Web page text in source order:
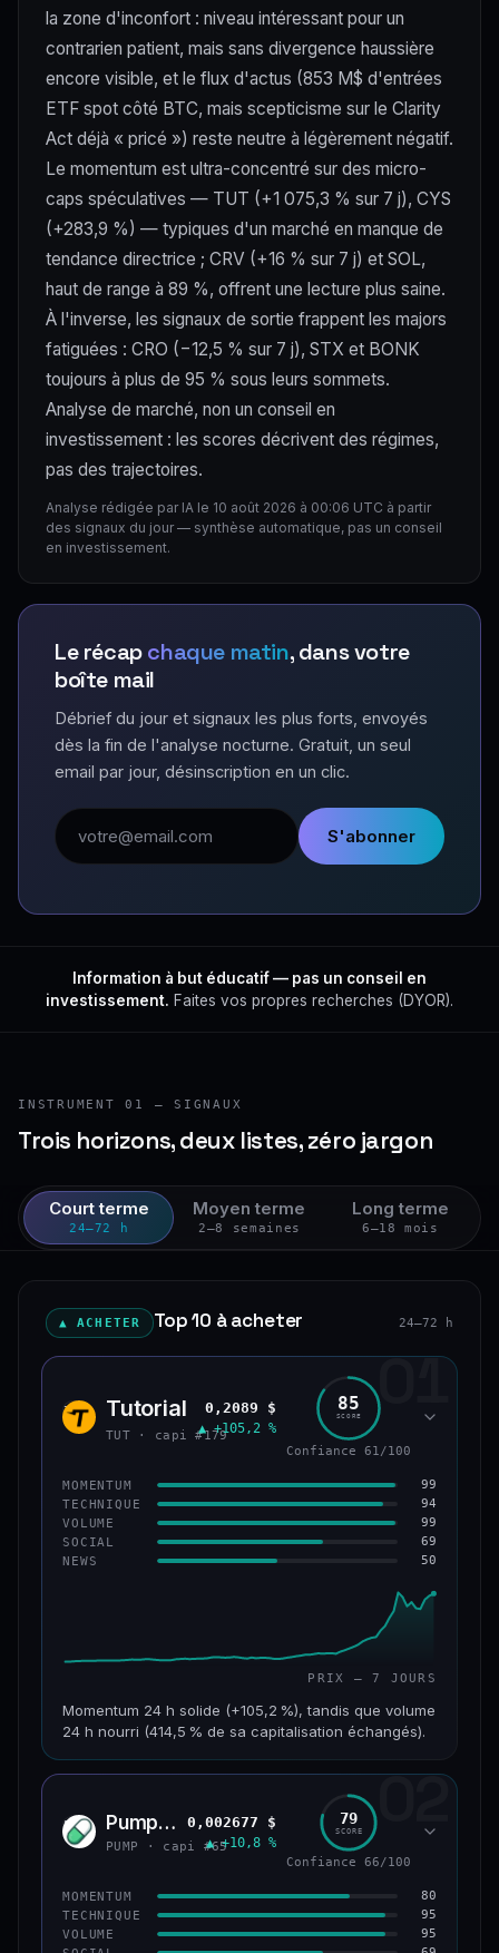
la zone d'inconfort : niveau intéressant pour un
contrarien patient, mais sans divergence haussière
encore visible, et le flux d'actus (853 M$ d'entrées
ETF spot côté BTC, mais scepticisme sur le Clarity
Act déjà « pricé ») reste neutre à légèrement négatif.
Le momentum est ultra-concentré sur des micro-
caps spéculatives — TUT (+1 075,3 % sur 7 j), CYS
(+283,9 %) — typiques d'un marché en manque de
tendance directrice ; CRV (+16 % sur 7 j) et SOL,
haut de range à 89 %, offrent une lecture plus saine.
À l'inverse, les signaux de sortie frappent les majors
fatiguées : CRO (−12,5 % sur 7 j), STX et BONK
toujours à plus de 95 % sous leurs sommets.
Analyse de marché, non un conseil en
investissement : les scores décrivent des régimes,
pas des trajectoires.
Analyse rédigée par IA le 10 août 2026 à 00:06 UTC à partir
des signaux du jour — synthèse automatique, pas un conseil
en investissement.
Le récapchaque matin, dans votre
boîte mail
Débrief du jour et signaux les plus forts, envoyés
dès la fin de l'analyse nocturne. Gratuit, un seul
email par jour, désinscription en un clic.
Adresse email
S'abonner
Information à but éducatif — pas un conseil en
investissement. Faites vos propres recherches (DYOR).
INSTRUMENT 01 — SIGNAUX
Trois horizons, deux listes, zéro jargon
Court terme
24–72 h
Moyen terme
2–8 semaines
Long terme
6–18 mois
▲ ACHETER Top 10 à acheter 24–72 h
01
TUT Tutorial
TUT · capi #179
0,2089 $
▲ +105,2 %
85
SCORE
Confiance 61/100
MOMENTUM 99
TECHNIQUE 94
VOLUME 99
SOCIAL 69
NEWS 50
PRIX — 7 JOURS
Momentum 24 h solide (+105,2 %), tandis que volume
24 h nourri (414,5 % de sa capitalisation échangés).
CAP. MARCHÉ VOLUME 24 H
VAR. 7 J VAR. 30 J
+1 610,9 %
VS ATH
−28,0 %
02
PUMP Pump.fun
PUMP · capi #65
0,002677 $
▲ +10,8 %
79
SCORE
Confiance 66/100
MOMENTUM 80
TECHNIQUE 95
VOLUME 95